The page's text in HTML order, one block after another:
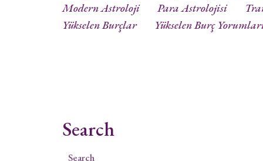
Modern Astroloji
Para Astrolojisi
Yükselen Burçlar
Yükselen Burç
Search